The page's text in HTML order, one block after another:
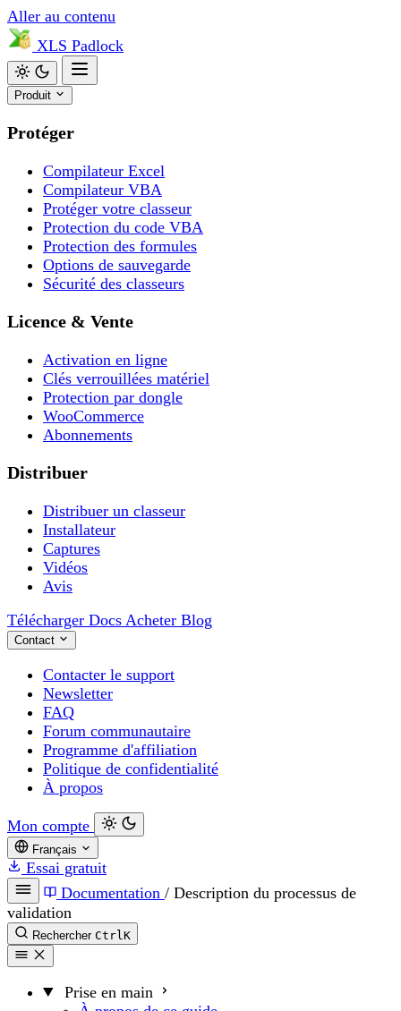
Aller au contenu
XLS Padlock
Produit
Protéger
Compilateur Excel
Compilateur VBA
Protéger votre classeur
Protection du code VBA
Protection des formules
Options de sauvegarde
Sécurité des classeurs
Licence & Vente
Activation en ligne
Clés verrouillées matériel
Protection par dongle
WooCommerce
Abonnements
Distribuer
Distribuer un classeur
Installateur
Captures
Vidéos
Avis
Télécharger Docs Acheter Blog
Contact
Contacter le support
Newsletter
FAQ
Forum communautaire
Programme d'affiliation
Politique de confidentialité
À propos
Mon compte
Français
Essai gratuit
Documentation / Description du processus de
validation
Rechercher CtrlK
Prise en main